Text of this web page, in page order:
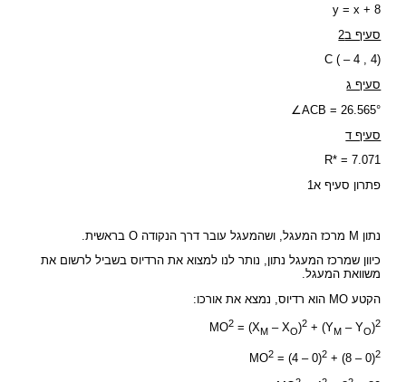
y = x + 8
סעיף ב2
C ( – 4 , 4)
סעיף ג
∠ACB = 26.565°
סעיף ד
R* = 7.071
פתרון סעיף א1
נתון M מרכז המעגל, ושהמעגל עובר דרך הנקודה O בראשית.
כיוון שמרכז המעגל נתון, נותר לנו למצוא את הרדיוס בשביל לרשום את
משוואת המעגל.
הקטע MO הוא רדיוס, נמצא את אורכו:
MO2 = (XM – XO)2 + (YM – YO)2
MO2 = (4 – 0)2 + (8 – 0)2